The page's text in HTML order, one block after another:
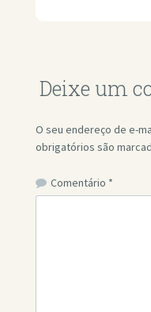
Deixe um
O seu endereço de e-
obrigatórios são
Comentário *